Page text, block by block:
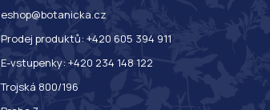
eshop@botanicka.cz
Prodej produktů: +420 605 394 911
E-vstupenky: +420 234 148 122
Trojská 800/196